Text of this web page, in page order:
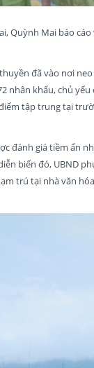
Quỳnh Mai báo
đã vào nơi
nhân khẩu, chủ
tập trung tại
đánh giá tiềm ẩn
biến đó, UBND
trú tại nhà văn